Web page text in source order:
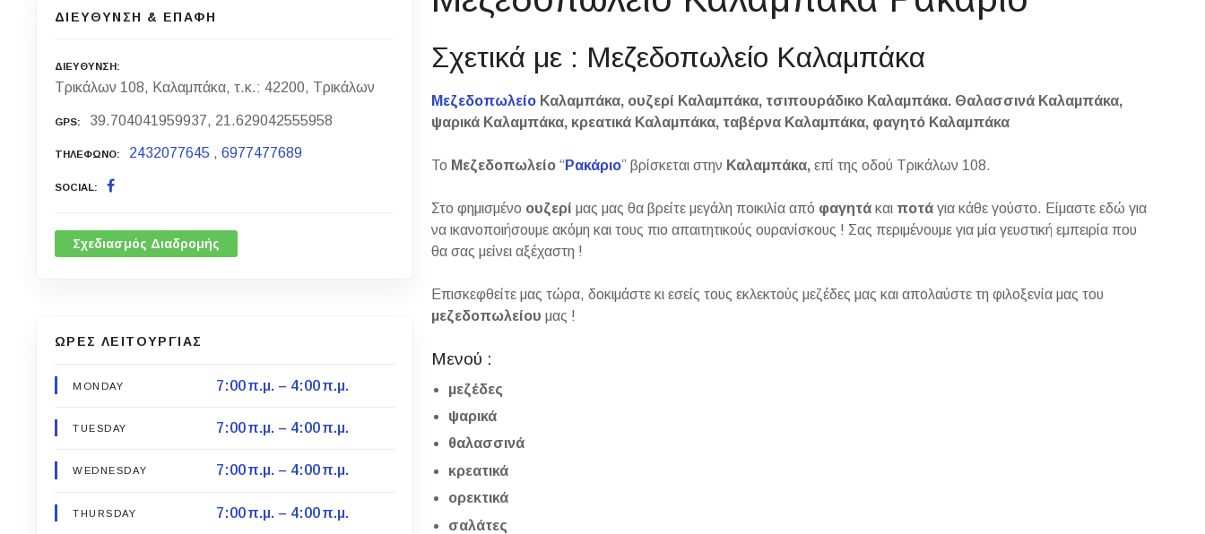
ΔΙΕΥΘΥΝΣΗ & ΕΠΑΦΗ
ΔΙΕΥΘΥΝΣΗ
Τρικάλων 108, Καλαμπάκα, τ.κ.: 42200, Τρικάλων
GPS 39.704041959937, 21.629042555958
ΤΗΛΕΦΩΝΟ 2432077645 , 6977477689
SOCIAL
Σχεδιασμός Διαδρομής
ΩΡΕΣ ΛΕΙΤΟΥΡΓΙΑΣ
MONDAY 7:00 π.μ. – 4:00 π.μ.
TUESDAY 7:00 π.μ. – 4:00 π.μ.
WEDNESDAY 7:00 π.μ. – 4:00 π.μ.
THURSDAY 7:00 π.μ. – 4:00 π.μ.
Σχετικά με : Μεζεδοπωλείο Καλαμπάκα
Μεζεδοπωλείο Καλαμπάκα, ουζερί Καλαμπάκα, τσιπουράδικο Καλαμπάκα. Θαλασσινά Καλαμπάκα,
ψαρικά Καλαμπάκα, κρεατικά Καλαμπάκα, ταβέρνα Καλαμπάκα, φαγητό Καλαμπάκα
Το Μεζεδοπωλείο“ Ρακάριο” βρίσκεται στην Καλαμπάκα, επί της οδού Τρικάλων 108.
Στο φημισμένο ουζερί μας μας θα βρείτε μεγάλη ποικιλία από φαγητάκαι ποτάγια κάθε γούστο. Είμαστε εδώ για
να ικανοποιήσουμε ακόμη και τους πιο απαιτητικούς ουρανίσκους ! Σας περιμένουμε για μία γευστική εμπειρία που
θα σας μείνει αξέχαστη !
Επισκεφθείτε μας τώρα, δοκιμάστε κι εσείς τους εκλεκτούς μεζέδες μας και απολαύστε τη φιλοξενία μας του
μεζεδοπωλείου μας !
Μενού :
μεζέδες
ψαρικά
θαλασσινά
κρεατικά
ορεκτικά
σαλάτες